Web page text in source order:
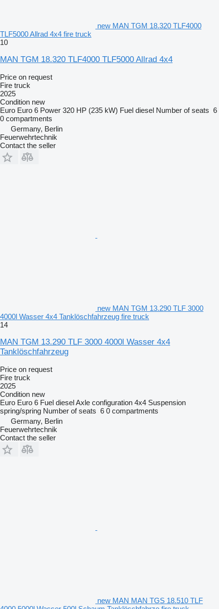
new MAN TGM 18.320 TLF4000
TLF5000 Allrad 4x4 fire truck
10
MAN TGM 18.320 TLF4000 TLF5000 Allrad 4x4
Price on request
Fire truck
2025
Condition new
Euro Euro 6 Power 320 HP (235 kW) Fuel diesel Number of seats 6
0 compartments
Germany, Berlin
Feuerwehrtechnik
Contact the seller
new MAN TGM 13.290 TLF 3000
4000l Wasser 4x4 Tanklöschfahrzeug fire truck
14
MAN TGM 13.290 TLF 3000 4000l Wasser 4x4
Tanklöschfahrzeug
Price on request
Fire truck
2025
Condition new
Euro Euro 6 Fuel dieselAxle configuration 4x4 Suspension
spring/spring Number of seats 6 0 compartments
Germany, Berlin
Feuerwehrtechnik
Contact the seller
new MAN MAN TGS 18.510 TLF